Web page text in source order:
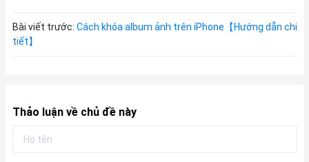
Bài viết trước: Cách khóa album ảnh trên iPhone【Hướng dẫn chi
tiết】
Thảo luận về chủ đề này